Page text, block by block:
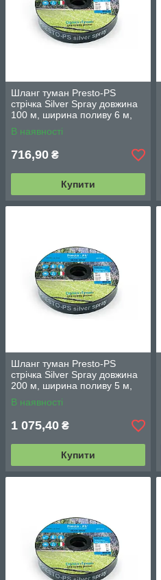
Шланг туман Presto-PS
стрічка Silver Spray довжина
100 м, ширина поливу 6 м,
діаметр 32 мм (501008-7)
В наявності
716,90 ₴
Купити
Шланг туман Presto-PS
стрічка Silver Spray довжина
200 м, ширина поливу 5 м,
діаметр 25 мм (402007-5)
В наявності
1 075,40 ₴
Купити